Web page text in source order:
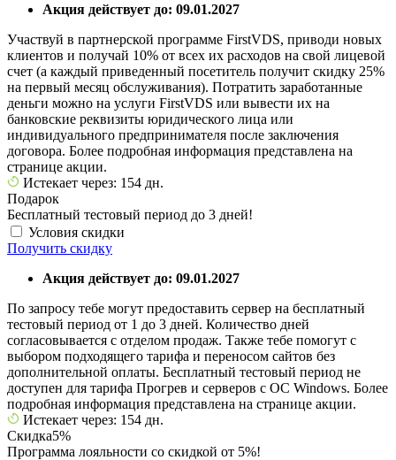
Акция действует до: 09.01.2027
Участвуй в партнерской программе FirstVDS, приводи новых
клиентов и получай 10% от всех их расходов на свой лицевой
счет (а каждый приведенный посетитель получит скидку 25%
на первый месяц обслуживания). Потратить заработанные
деньги можно на услуги FirstVDS или вывести их на
банковские реквизиты юридического лица или
индивидуального предпринимателя после заключения
договора. Более подробная информация представлена на
странице акции.
Истекает через: 154 дн.
Подарок
Бесплатный тестовый период до 3 дней!
Условия скидки
Получить скидку
Акция действует до: 09.01.2027
По запросу тебе могут предоставить сервер на бесплатный
тестовый период от 1 до 3 дней. Количество дней
согласовывается с отделом продаж. Также тебе помогут с
выбором подходящего тарифа и переносом сайтов без
дополнительной оплаты. Бесплатный тестовый период не
доступен для тарифа Прогрев и серверов с ОС Windows. Более
подробная информация представлена на странице акции.
Истекает через: 154 дн.
Скидка5%
Программа лояльности со скидкой от 5%!